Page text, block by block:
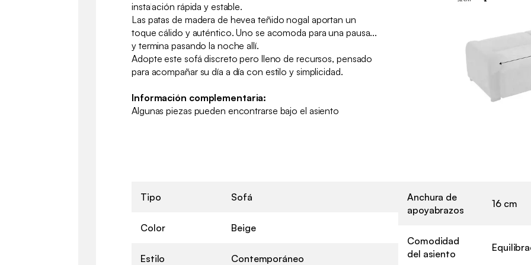
instalación rápida y estable.
Las patas de madera de hevea teñido nogal aportan un
toque cálido y auténtico. Uno se acomoda para una pausa...
y termina pasando la noche allí.
Adopte este sofá discreto pero lleno de recursos, pensado
para acompañar su día a día con estilo y simplicidad.
Información complementaria:
Algunas piezas pueden encontrarse bajo el asiento
Tipo Sofá
Color Beige
Estilo Contemporáneo
Anchura de
apoyabrazos
16 cm
Comodidad
del asiento